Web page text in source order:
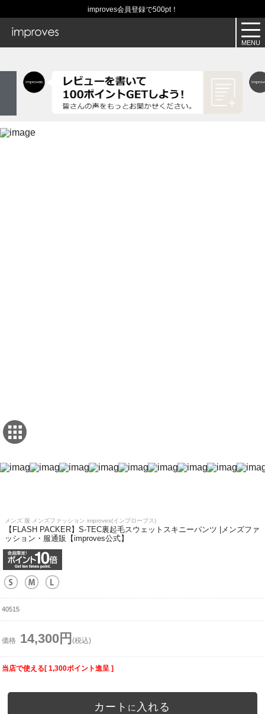
improves会員登録で500pt！
メンズ 服 メンズファッション improves(インプローブス)
【FLASH PACKER】S-TEC裏起毛スウェットスキニーパンツ |メンズファ
ッション・服通販【improves公式】
40515
価格 14,300円 (税込)
当店で使える[ 1,300ポイント進呈 ]
カート に 入れる